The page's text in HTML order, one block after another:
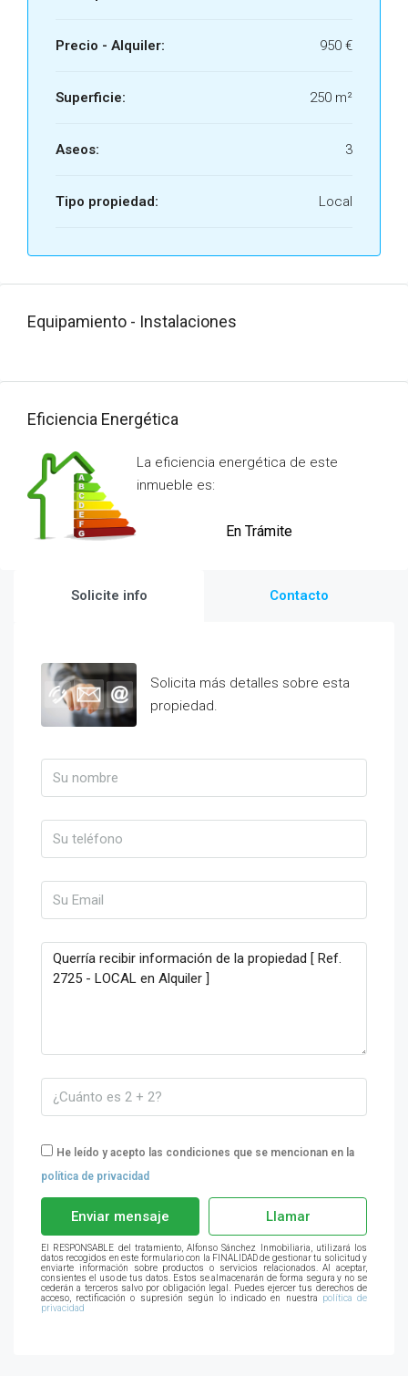
Precio - Alquiler: 950 €
Superficie: 250 m²
Aseos: 3
Tipo propiedad: Local
Equipamiento - Instalaciones
Eficiencia Energética
La eficiencia energética de este
inmueble es:
En Trámite
Solicite info Contacto
Solicita más detalles sobre esta
propiedad.
He leído y acepto las condiciones que se mencionan en la
política de privacidad
Enviar mensaje Llamar
El RESPONSABLE del tratamiento, Alfonso Sánchez Inmobiliaria, utilizará los
datos recogidos en este formulario con la FINALIDAD de gestionar tu solicitud y
enviarte información sobre productos o servicios relacionados. Al aceptar,
consientes el uso de tus datos. Estos se almacenarán de forma segura y no se
cederán a terceros salvo por obligación legal. Puedes ejercer tus derechos de
acceso, rectificación o supresión según lo indicado en nuestra
política de
privacidad